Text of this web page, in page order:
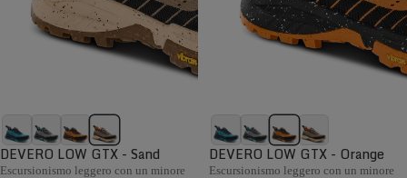
DEVERO LOW GTX - Sand
Escursionismo leggero con un minore
DEVERO LOW GTX - Orange
Escursionismo leggero con un minore